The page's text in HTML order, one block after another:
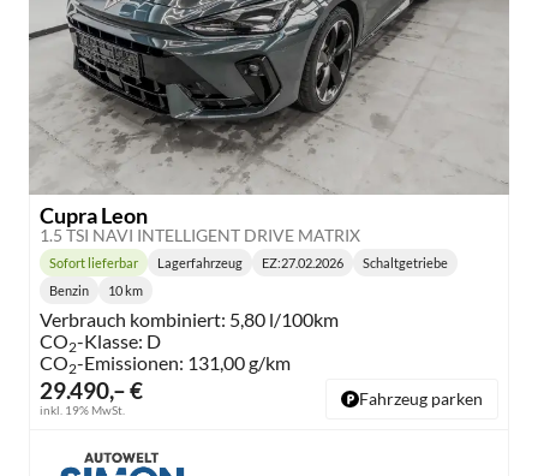
Cupra Leon
1.5 TSI NAVI INTELLIGENT DRIVE MATRIX
29.490,– €
inkl. 19% MwSt.
Lieferzeit:
Sofort lieferbar Lagerfahrzeug EZ:27.02.2026
Getriebe:
Schaltgetriebe
Kraftstoff:
Benzin
Kilometerstand:
10 km
Verbrauch kombiniert: 5,80 l/100km
CO2-Klasse: D
CO2-Emissionen: 131,00 g/km
Fahrzeug parken